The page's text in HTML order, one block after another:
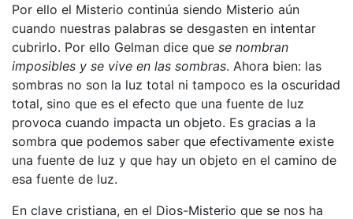
Por ello el Misterio continúa siendo Misterio aún
cuando nuestras palabras se desgasten en intentar
cubrirlo. Por ello Gelman dice que se nombran
imposibles y se vive en las sombras. Ahora bien: las
sombras no son la luz total ni tampoco es la oscuridad
total, sino que es el efecto que una fuente de luz
provoca cuando impacta un objeto. Es gracias a la
sombra que podemos saber que efectivamente existe
una fuente de luz y que hay un objeto en el camino de
esa fuente de luz.
En clave cristiana, en el Dios-Misterio que se nos ha